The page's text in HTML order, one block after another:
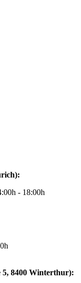
- 18:00h
8400 Winterthur):